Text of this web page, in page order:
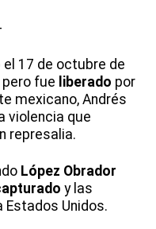
el 17 de octubre de
pero fue liberado por
mexicano, Andrés
violencia que
represalia.
López Obrador
y las
Unidos.